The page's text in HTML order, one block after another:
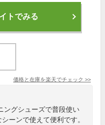
トでみる
価格と在庫を楽天でチェック >>
ングシューズで普段使い
ーンで使えて便利です。